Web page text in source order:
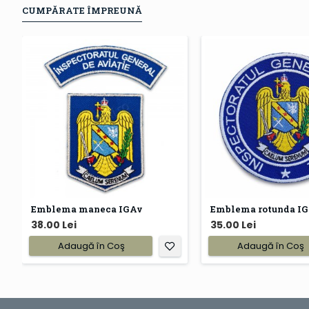
CUMPĂRATE ÎMPREUNĂ
Emblema maneca IGAv
38.00 Lei
Adaugă în Coş
Emblema rotunda
35.00 Lei
Adaugă în Coş